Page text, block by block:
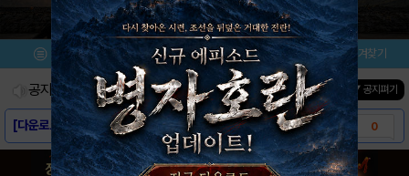
메뉴 이벤트/미션 설치/평가 즐겨찾기
공지사항 진행중인 이벤트0건 ▼ 공지펴기
[다운로드 링크] 천사의 옷장 0
[스크린샷] 천사의 옷장 0